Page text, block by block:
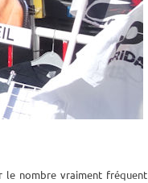
le nombre vraiment fréquent